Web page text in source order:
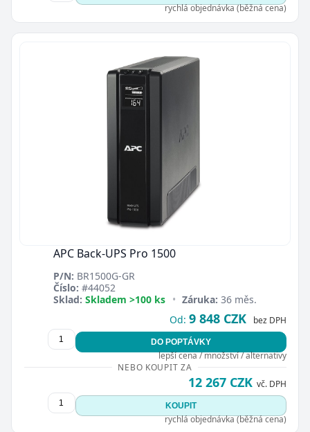
Zavřít rychlá objednávka (běžná cena)
APC Back-UPS Pro 1500
P/N: BR1500G-GR
Číslo: #44052
Sklad: Skladem >100 ks • Záruka: 36 měs.
Od: 9 848 CZK bez DPH
DO POPTÁVKY
lepší cena / množství / alternativy
NEBO KOUPIT ZA
12 267 CZK vč. DPH
KOUPIT
rychlá objednávka (běžná cena)